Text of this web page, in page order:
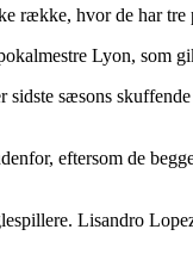
række, hvor de har
Lyon, som
sæsons
eftersom de
Lisandro